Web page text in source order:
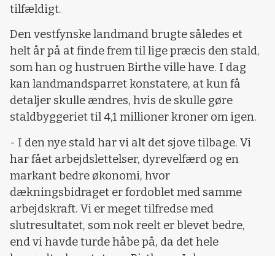
tilfældigt.
Den vestfynske landmand brugte således et
helt år på at finde frem til lige præcis den stald,
som han og hustruen Birthe ville have. I dag
kan landmandsparret konstatere, at kun få
detaljer skulle ændres, hvis de skulle gøre
staldbyggeriet til 4,1 millioner kroner om igen.
- I den nye stald har vi alt det sjove tilbage. Vi
har fået arbejdslettelser, dyrevelfærd og en
markant bedre økonomi, hvor
dækningsbidraget er fordoblet med samme
arbejdskraft. Vi er meget tilfredse med
slutresultatet, som nok reelt er blevet bedre,
end vi havde turde håbe på, da det hele